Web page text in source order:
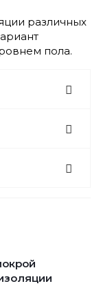
различных
пола.